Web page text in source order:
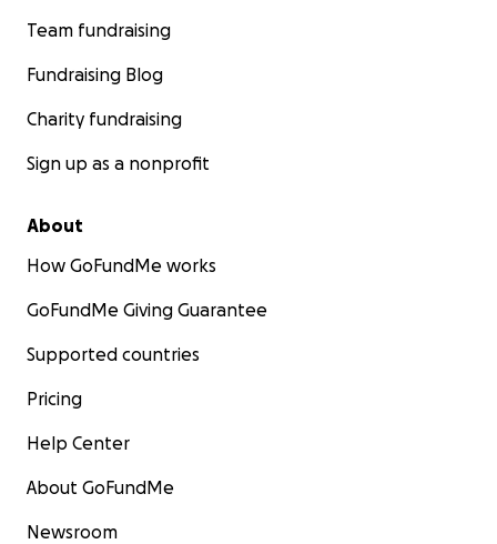
Team fundraising
Fundraising Blog
Charity fundraising
Sign up as a nonprofit
About
How GoFundMe works
GoFundMe Giving Guarantee
Supported countries
Pricing
Help Center
About GoFundMe
Newsroom